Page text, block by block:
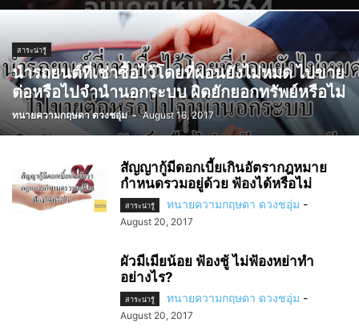
สาระน่ารู้
นำรถยนต์ที่เช่าซื้อไว้โดยที่ผ่อนยังไม่หมด ไปขาย
ต่อหรือไปจำนำนอกระบบ ผิดยักยอกทรัพย์หรือไม่
ทนายความกฤษดา ดวงชอุ่ม - August 16, 2017
สัญญากู้มีดอกเบี้ยเกินอัตรากฎหมาย
กำหนดรวมอยู่ด้วย ฟ้องได้หรือไม่
สาระน่ารู้ ทนายความกฤษดา ดวงชอุ่ม -
August 20, 2017
ผัวมีเมียน้อย ฟ้องชู้ ไม่ฟ้องหย่าทำ
อย่างไร?
สาระน่ารู้ ทนายความกฤษดา ดวงชอุ่ม -
August 20, 2017